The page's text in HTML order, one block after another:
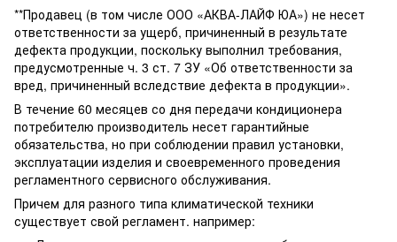
**Продавец (в том числе ООО «АКВА-ЛАЙФ ЮА») не несет
ответственности за ущерб, причиненный в результате
дефекта продукции, поскольку выполнил требования,
предусмотренные ч. 3 ст. 7 ЗУ «Об ответственности за
вред, причиненный вследствие дефекта в продукции».
В течение 60 месяцев со дня передачи кондиционера
потребителю производитель несет гарантийные
обязательства, но при соблюдении правил установки,
эксплуатации изделия и своевременного проведения
регламентного сервисного обслуживания.
Причем для разного типа климатической техники
существует свой регламент. например: